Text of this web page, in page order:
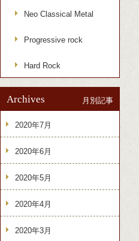
Neo Classical Metal
Progressive rock
Hard Rock
Archives 月別記事
2020年7月
2020年6月
2020年5月
2020年4月
2020年3月